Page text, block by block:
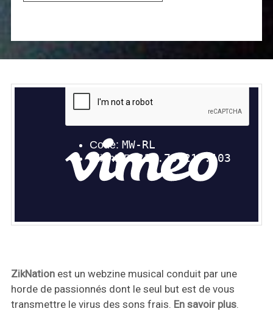
ZikNationest un webzine musical conduit par une
horde de passionnés dont le seul but est de vous
transmettre le virus des sons frais. En savoir plus.